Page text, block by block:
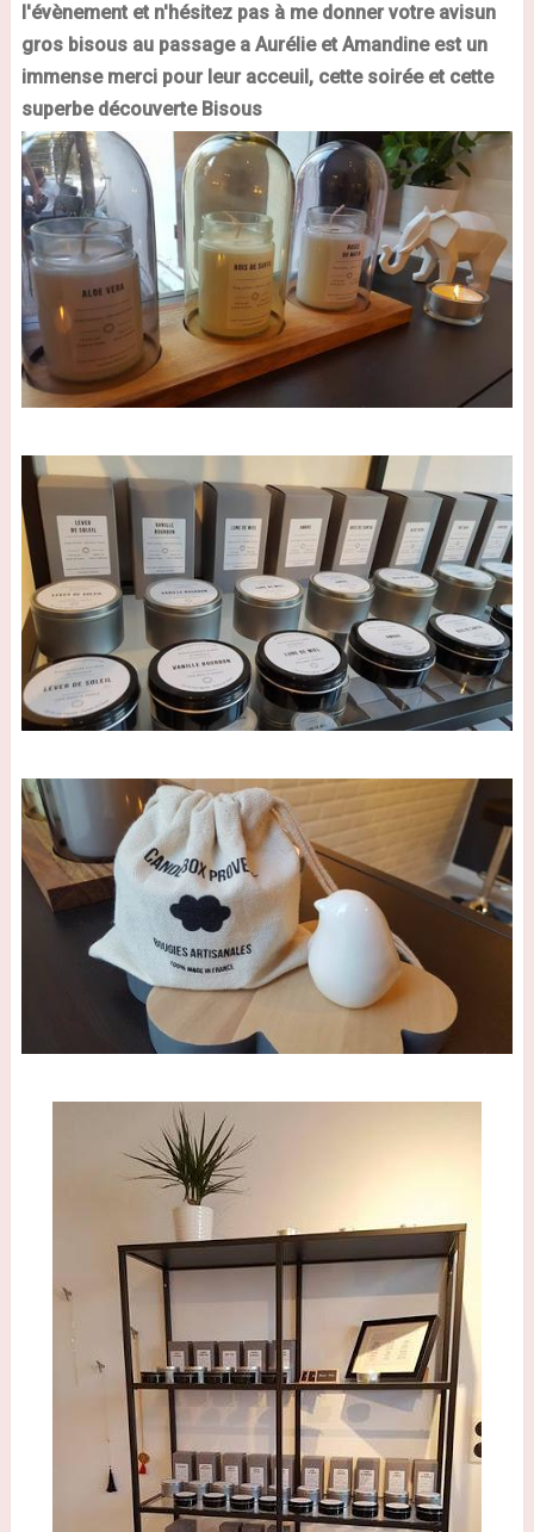
l'évènement et n'hésitezpas à me donner votre avisun
gros bisous au passage a Aurélie et Amandine est un
immense merci pour leur acceuil, cette soirée et cette
superbe découverte Bisous